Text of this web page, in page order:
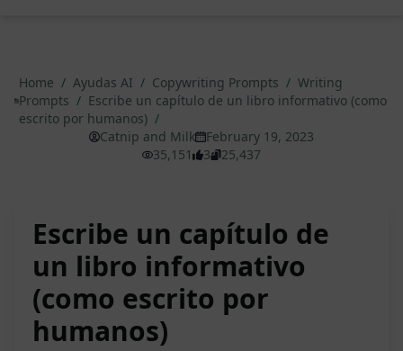
Home / Ayudas AI / Copywriting Prompts / Writing
Prompts / Escribe un capítulo de un libro informativo (como
escrito por humanos) /
Catnip and Milk
February 19, 2023
35,151
3 25,437
Escribe un capítulo de
un libro informativo
(como escrito por
humanos)